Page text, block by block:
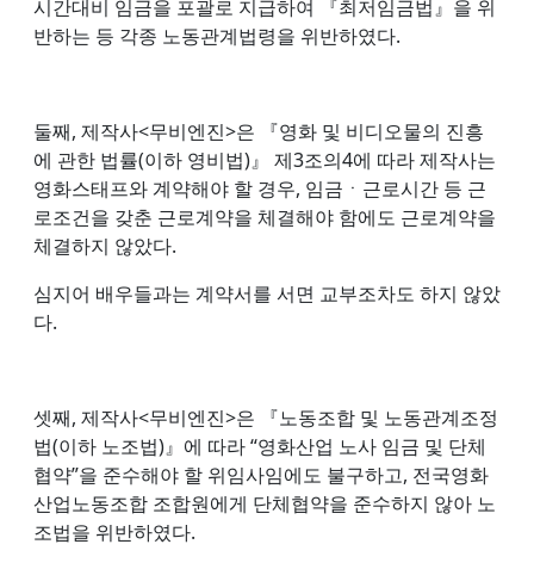
시간대비 임금을 포괄로 지급하여 『최저임금법』을 위
반하는 등 각종 노동관계법령을 위반하였다.
둘째, 제작사<무비엔진>은 『영화 및 비디오물의 진흥
에 관한 법률(이하 영비법)』 제3조의4에 따라 제작사는
영화스태프와 계약해야 할 경우, 임금ㆍ근로시간 등 근
로조건을 갖춘 근로계약을 체결해야 함에도 근로계약을
체결하지 않았다.
심지어 배우들과는 계약서를 서면 교부조차도 하지 않았
다.
셋째, 제작사<무비엔진>은 『노동조합 및 노동관계조정
법(이하 노조법)』에 따라 “영화산업 노사 임금 및 단체
협약”을 준수해야 할 위임사임에도 불구하고, 전국영화
산업노동조합 조합원에게 단체협약을 준수하지 않아 노
조법을 위반하였다.